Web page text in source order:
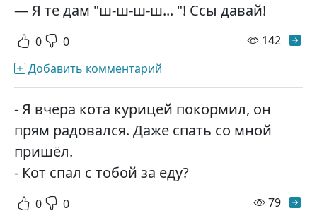
— Я те дам "ш-ш-ш-ш... "! Ссы давай!
0 0 142
Добавить комментарий
- Я вчера кота курицей покормил, он
прям радовался. Даже спать со мной
пришёл.
- Кот спал с тобой за еду?
0 0 79